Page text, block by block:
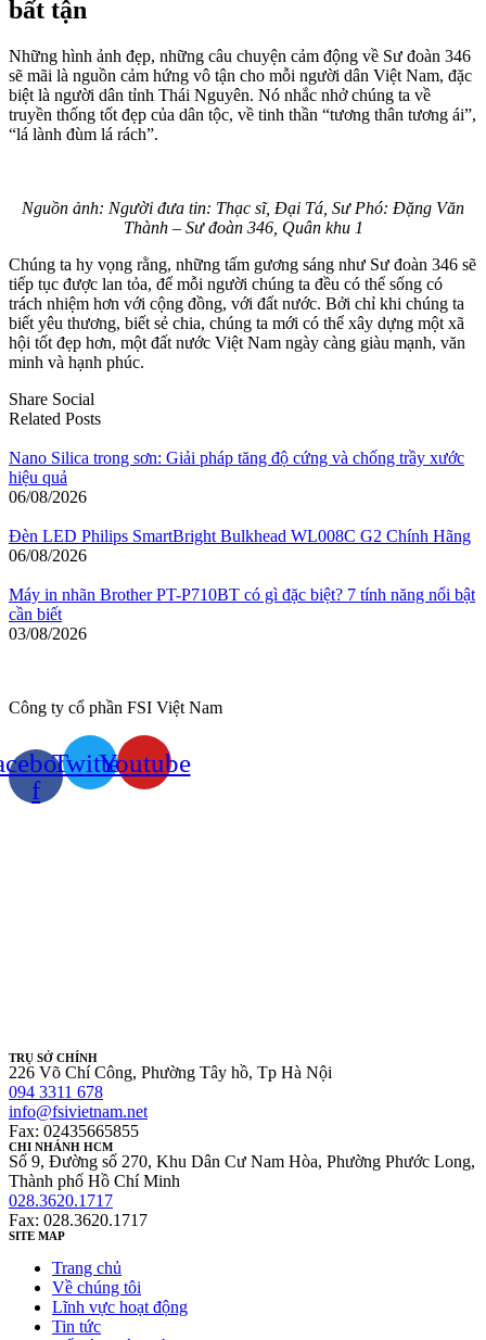
bất tận
Những hình ảnh đẹp, những câu chuyện cảm động về Sư đoàn 346
sẽ mãi là nguồn cảm hứng vô tận cho mỗi người dân Việt Nam, đặc
biệt là người dân tỉnh Thái Nguyên. Nó nhắc nhở chúng ta về
truyền thống tốt đẹp của dân tộc, về tinh thần “tương thân tương ái”,
“lá lành đùm lá rách”.
Nguồn ảnh: Người đưa tin: Thạc sĩ, Đại Tá, Sư Phó: Đặng Văn
Thành – Sư đoàn 346, Quân khu 1
Chúng ta hy vọng rằng, những tấm gương sáng như Sư đoàn 346 sẽ
tiếp tục được lan tỏa, để mỗi người chúng ta đều có thể sống có
trách nhiệm hơn với cộng đồng, với đất nước. Bởi chỉ khi chúng ta
biết yêu thương, biết sẻ chia, chúng ta mới có thể xây dựng một xã
hội tốt đẹp hơn, một đất nước Việt Nam ngày càng giàu mạnh, văn
minh và hạnh phúc.
Share Social
Related Posts
Nano Silica trong sơn: Giải pháp tăng độ cứng và chống trầy xước
hiệu quả
06/08/2026
Đèn LED Philips SmartBright Bulkhead WL008C G2 Chính Hãng
06/08/2026
Máy in nhãn Brother PT-P710BT có gì đặc biệt? 7 tính năng nổi bật
cần biết
03/08/2026
Công ty cổ phần FSI Việt Nam
f
TwitterYoutube
TRỤ SỞ CHÍNH
226 Võ Chí Công, Phường Tây hồ, Tp Hà Nội
094 3311 678
info@fsivietnam.net
Fax: 02435665855
CHI NHÁNH HCM
Số 9, Đường số 270, Khu Dân Cư Nam Hòa, Phường Phước Long,
Thành phố Hồ Chí Minh
028.3620.1717
Fax: 028.3620.1717
SITE MAP
Trang chủ
Về chúng tôi
Lĩnh vực hoạt động
Tin tức